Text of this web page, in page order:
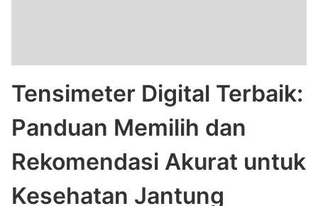
Tensimeter Digital Terbaik:
Panduan Memilih dan
Rekomendasi Akurat untuk
Kesehatan Jantung